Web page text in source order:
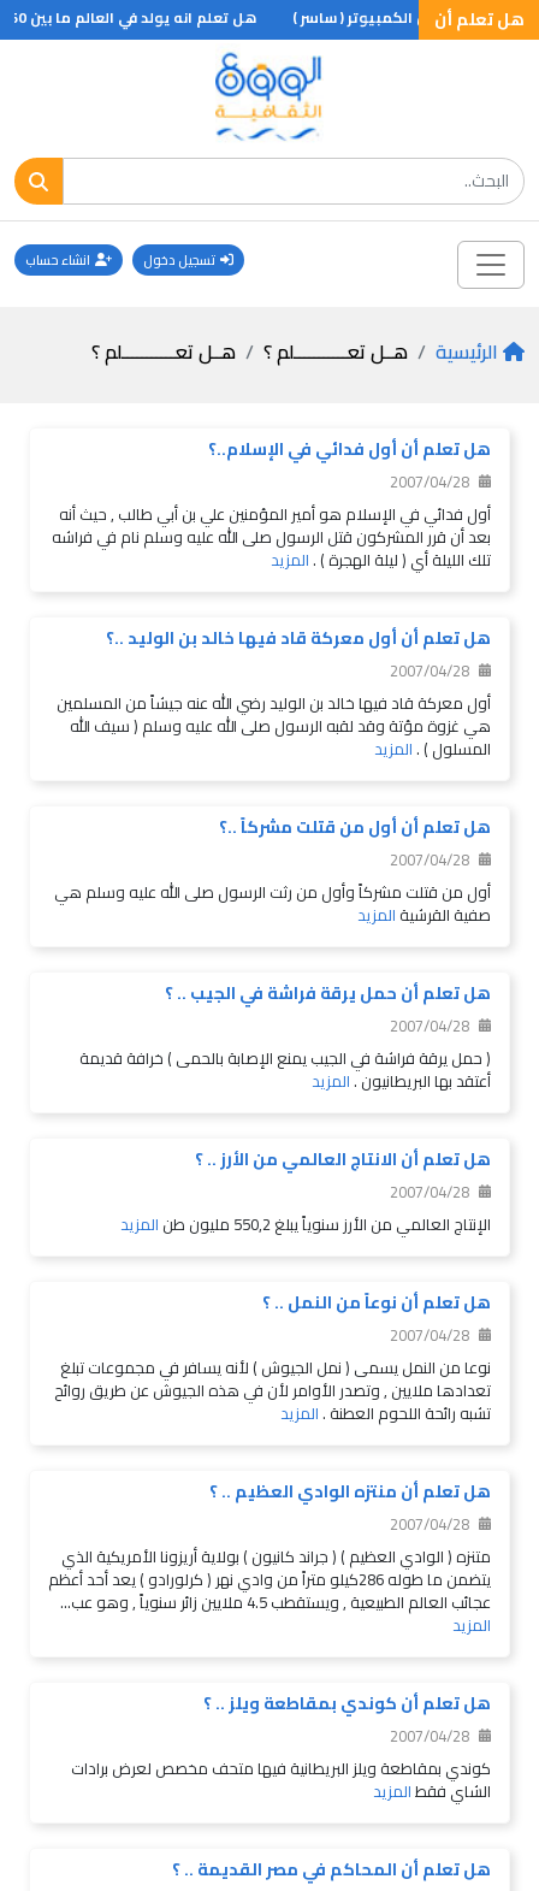
هل تعلم أنفيروس الكمبيوتر ( ساسر ) هل تعلم انه يولد في العالم ما بين 50و100 مليون توأم وان المناطق الباردة هي التى تتمتع باعلى نسبة من هذه التوائم
تسجيل دخول انشاء حساب
الرئيسية هــل تعـــــــــــلم ؟ هــل تعـــــــــــلم ؟
هل تعلم أن أول فدائي في الإسلام..؟
2007/04/28
أول فدائي في الإسلام هو أمير المؤمنين علي بن أبي طالب , حيث أنه
بعد أن قرر المشركون قتل الرسول صلى الله عليه وسلم نام في فراشه
تلك الليلة أي ( ليلة الهجرة ) .المزيد
هل تعلم أن أول معركة قاد فيها خالد بن الوليد ..؟
2007/04/28
أول معركة قاد فيها خالد بن الوليد رضي الله عنه جيشاً من المسلمين
هي غزوة مؤتة وقد لقبه الرسول صلى الله عليه وسلم ( سيف الله
المسلول ) .المزيد
هل تعلم أن أول من قتلت مشركاً ..؟
2007/04/28
أول من قتلت مشركاً وأول من رثت الرسول صلى الله عليه وسلم هي
صفية القرشية المزيد
هل تعلم أن حمل يرقة فراشة في الجيب .. ؟
2007/04/28
( حمل يرقة فراشة في الجيب يمنع الإصابة بالحمى ) خرافة قديمة
أعتقد بها البريطانيون .المزيد
هل تعلم أن الانتاج العالمي من الأرز .. ؟
2007/04/28
الإنتاج العالمي من الأرز سنوياً يبلغ 550,2 مليون طن
المزيد
هل تعلم أن نوعاً من النمل .. ؟
2007/04/28
نوعا من النمل يسمى ( نمل الجيوش ) لأنه يسافر في مجموعات تبلغ
تعدادها ملايين , وتصدر الأوامر لأن في هذه الجيوش عن طريق روائح
تشبه رائحة اللحوم العطنة .المزيد
هل تعلم أن منتزه الوادي العظيم .. ؟
2007/04/28
متنزه ( الوادي العظيم ) ( جراند كانيون ) بولاية أريزونا الأمريكية الذي
يتضمن ما طوله 286كيلو متراً من وادي نهر ( كرلورادو ) يعد أحد أعظم
عجائب العالم الطبيعية , ويستقطب 4.5 ملايين زائر سنوياً , وهو عب...
المزيد
هل تعلم أن كوندي بمقاطعة ويلز .. ؟
2007/04/28
كوندي بمقاطعة ويلز البريطانية فيها متحف مخصص لعرض برادات
الشاي فقطالمزيد
هل تعلم أن المحاكم في مصر القديمة .. ؟